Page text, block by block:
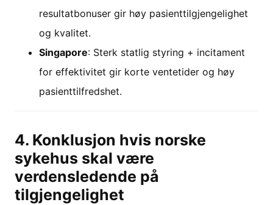
resultatbonuser gir høy pasienttilgjengelighet
og kvalitet.
Singapore: Sterk statlig styring + incitament
for effektivitet gir korte ventetider og høy
pasienttilfredshet.
4. Konklusjon hvis norske
sykehus skal være
verdensledende på
tilgjengelighet